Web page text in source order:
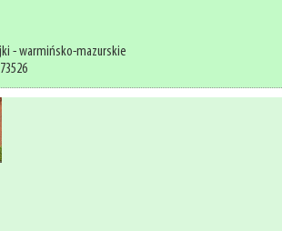
- warmińsko-mazurskie